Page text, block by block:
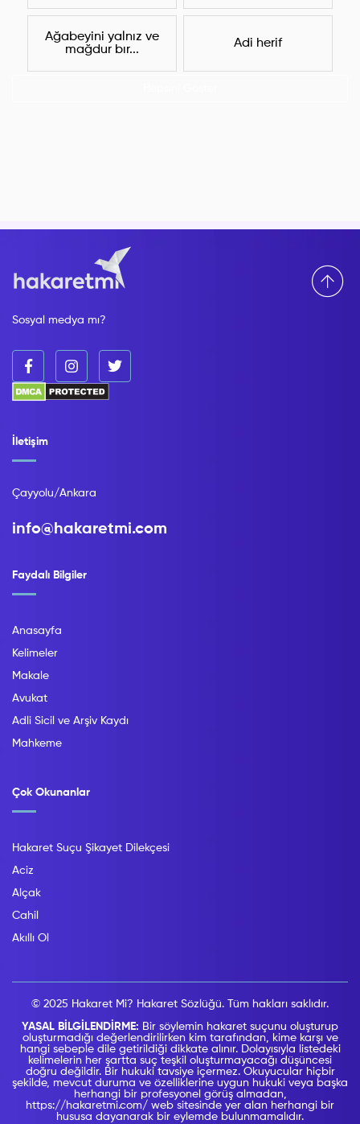
Ağabeyini yalnız ve
mağdur bır...
Adi herif
Sosyal medya mı?
Faydalı Bilgiler
Anasayfa
Kelimeler
Makale
Avukat
Adli Sicil ve Arşiv Kaydı
Mahkeme
Çok Okunanlar
Hakaret Suçu Şikayet Dilekçesi
Aciz
Alçak
Cahil
Akıllı Ol
İletişim
Çayyolu/Ankara
info@hakaretmi.com
© 2025 Hakaret Mi? Hakaret Sözlüğü. Tüm hakları saklıdır.
YASAL BİLGİLENDİRME: Bir söylemin hakaret suçunu oluşturup
oluşturmadığı değerlendirilirken kim tarafından, kime karşı ve
hangi sebeple dile getirildiği dikkate alınır. Dolayısıyla listedeki
kelimelerin her şartta suç teşkil oluşturmayacağı düşüncesi
doğru değildir. Bir hukuki tavsiye içermez. Okuyucular hiçbir
şekilde, mevcut duruma ve özelliklerine uygun hukuki veya başka
herhangi bir profesyonel görüş almadan,
https://hakaretmi.com/ web sitesinde yer alan herhangi bir
hususa dayanarak bir eylemde bulunmamalıdır.